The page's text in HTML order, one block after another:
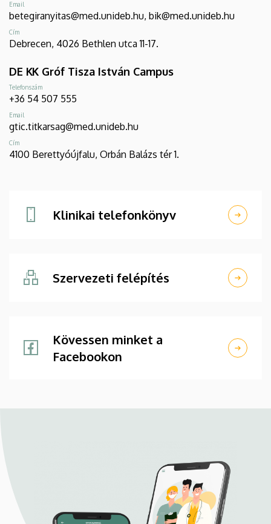
Email
betegiranyitas@med.unideb.hu, bik@med.unideb.hu
Cím
Debrecen, 4026 Bethlen utca 11-17.
DE KK Gróf Tisza István Campus
Telefonszám
+36 54 507 555
Email
gtic.titkarsag@med.unideb.hu
Cím
4100 Berettyóújfalu, Orbán Balázs tér 1.
Klinikai telefonkönyv
Szervezeti felépítés
Kövessen minket a
Facebookon